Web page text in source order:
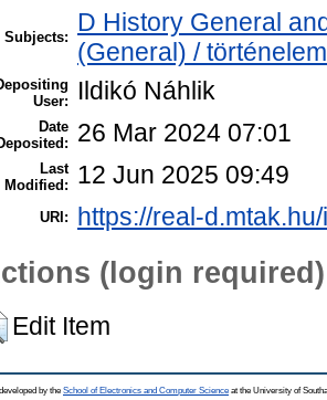
Subjects:
D History General
(General) /
User:
Ildikó Náhlik
Date 26 Mar 2024 07:01
Last
Modified:
12 Jun 2025 09:49
URI: https://real-
(login required)
Edit Item
by the School of Electronics and Computer Science at the University of